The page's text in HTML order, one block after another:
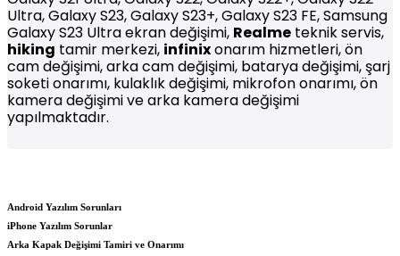
Ultra, Galaxy S23, Galaxy S23+, Galaxy S23 FE, Samsung
Galaxy S23 Ultra ekran değişimi, Realme teknik servis,
hiking tamir merkezi, infinixonarım hizmetleri, ön
cam değişimi, arka cam değişimi, batarya değişimi, şarj
soketi onarımı, kulaklık değişimi, mikrofon onarımı, ön
kamera değişimi ve arka kamera değişimi
yapılmaktadır.
Android Yazılım Sorunları
iPhone Yazılım Sorunlar
Arka Kapak Değişimi Tamiri ve Onarımı